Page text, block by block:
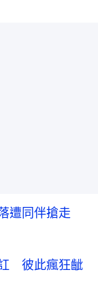
遭同伴搶走
彼此瘋狂齜